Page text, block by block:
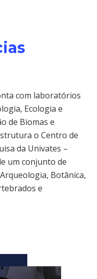
com laboratórios
Ecologia e
de Biomas e
o Centro de
da Univates –
um conjunto de
Botânica,
e